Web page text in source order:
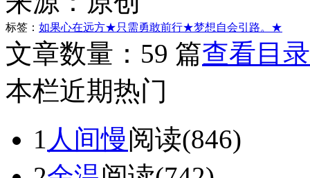
标签： 如果心在远方★只需勇敢前行★梦想自会引路。★
文章数量： 59 篇查看目录
本栏近期热门
1 人间慢阅读(846)